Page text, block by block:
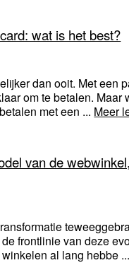
wat is het best?
dan ooit. Met een
om te betalen. Maar
met een ... Meer
van de
frontlinie van deze
al lang hebbe ...